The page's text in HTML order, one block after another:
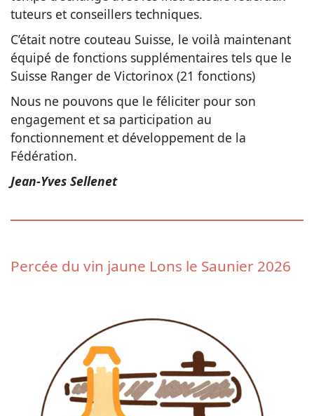
tuteurs et conseillers techniques.
C’était notre couteau Suisse, le voilà maintenant
équipé de fonctions supplémentaires tels que le
Suisse Ranger de Victorinox (21 fonctions)
Nous ne pouvons que le féliciter pour son
engagement et sa participation au
fonctionnement et développement de la
Fédération.
Jean-Yves Sellenet
Percée du vin jaune Lons le Saunier 2026